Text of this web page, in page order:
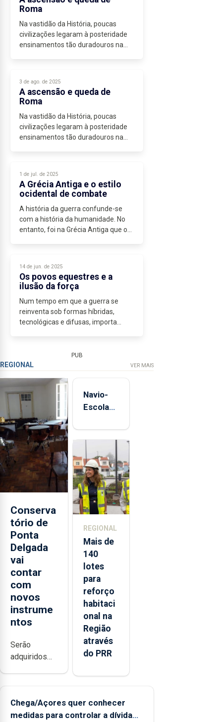
Roma
Na vastidão da História, poucas
civilizações legaram à posteridade
ensinamentos tão duradouros na
metrópole de...
3 de ago. de 2025
A ascensão e queda de
Roma
Na vastidão da História, poucas
civilizações legaram à posteridade
ensinamentos tão duradouros na
metrópole de...
1 de jul. de 2025
A Grécia Antiga e o estilo
ocidental de combate
A história da guerra confunde-se
com a história da humanidade. No
entanto, foi na Grécia Antiga que o
14 de jun. de 2025
Os povos equestres e a
ilusão da força
Num tempo em que a guerra se
reinventa sob formas híbridas,
tecnológicas e difusas, importa
senhores da mobilidade e do terror,
dominaram...
PUB
REGIONAL VER MAIS
Conserva
tório de
Ponta
Delgada
vai
contar
com
novos
instrume
ntos
Serão
adquiridos
tímpanos e
estrados,
Navio-
Escola
está de
aos
Açores
REGIONAL
Mais de
140
lotes
para
reforço
habitaci
onal na
Região
através
do PRR
Chega/Açores quer conhecer
medidas para controlar a dívida